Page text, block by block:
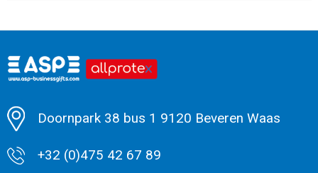
Doornpark 38 bus 1 9120 Beveren Waas
+32 (0)475 42 67 89